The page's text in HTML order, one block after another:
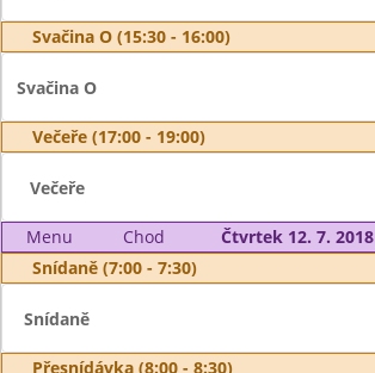
Svačina O (15:30 - 16:00)
Svačina O
Večeře (17:00 - 19:00)
Večeře
Menu Chod
Čtvrtek 12. 7. 2018
Snídaně (7:00 - 7:30)
Snídaně
Přesnídávka (8:00 - 8:30)